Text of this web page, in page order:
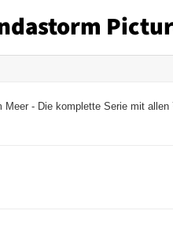
- Die komplette Serie mit allen